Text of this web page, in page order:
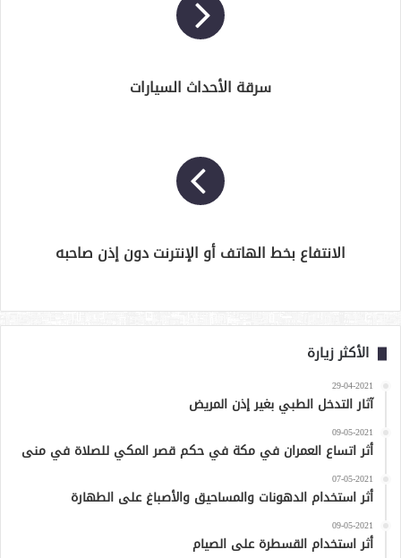
سرقة الأحداث السيارات
الانتفاع بخط الهاتف أو الإنترنت دون إذن صاحبه
الأكثر زيارة
29-04-2021
آثار التدخل الطبي بغير إذن المريض
09-05-2021
أثر اتساع العمران في مكة في حكم قصر المكي للصلاة في منى
07-05-2021
أثر استخدام الدهونات والمساحيق والأصباغ على الطهارة
09-05-2021
أثر استخدام القسطرة على الصيام